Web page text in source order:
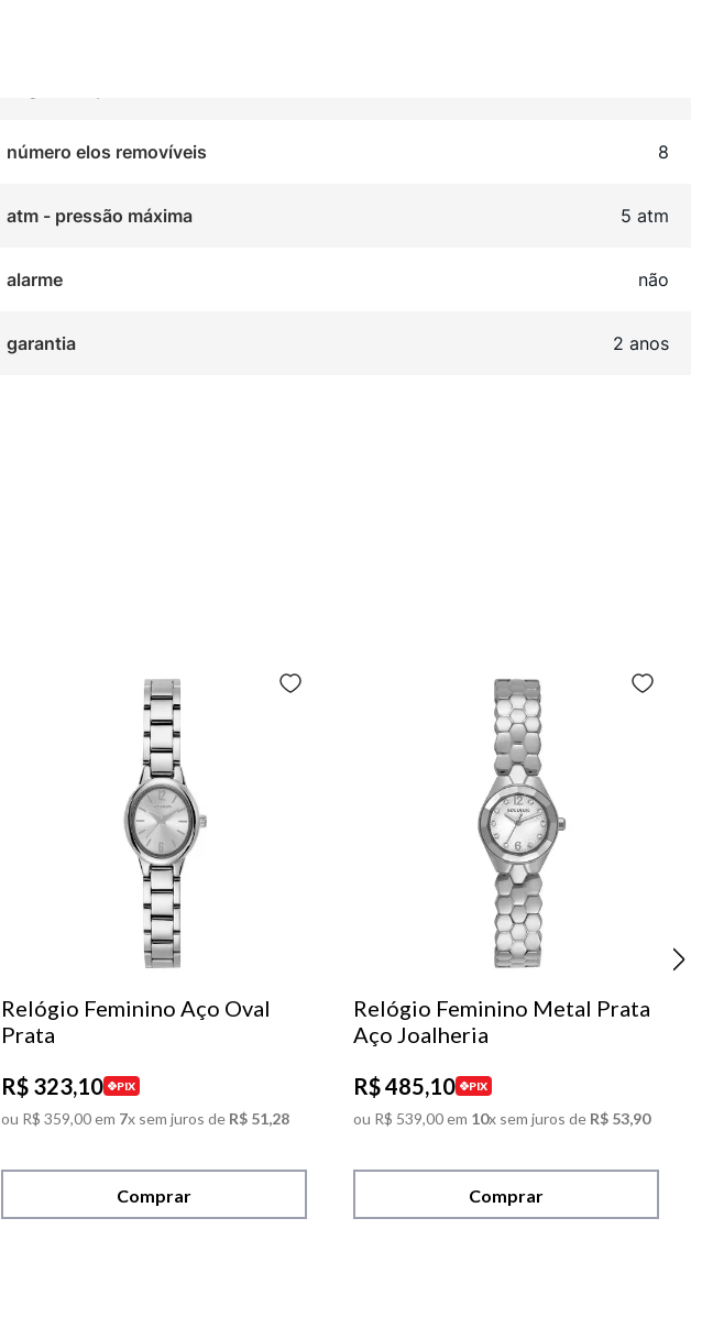
número elos removíveis 8
atm - pressão máxima 5 atm
alarme não
garantia 2 anos
Relógio Feminino Aço Oval
Prata
R$ 323,10 PIX
ou R$ 359,00em 7x sem juros de R$ 51,28
Comprar
Relógio Feminino Metal Prata
Aço Joalheria
R$485,10 PIX
ou R$ 539,00em 10x sem juros de R$ 53,90
Comprar